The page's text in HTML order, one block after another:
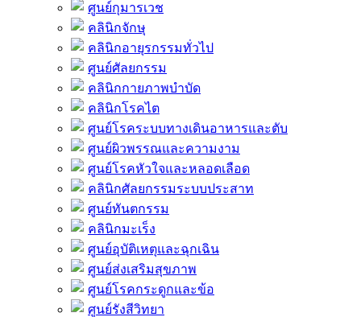
ศูนย์กุมารเวช
คลินิกจักษุ
คลินิกอายุรกรรมทั่วไป
ศูนย์ศัลยกรรม
คลินิกกายภาพบำบัด
คลินิกโรคไต
ศูนย์โรคระบบทางเดินอาหารและตับ
ศูนย์ผิวพรรณและความงาม
ศูนย์โรคหัวใจและหลอดเลือด
คลินิกศัลยกรรมระบบประสาท
ศูนย์ทันตกรรม
คลินิกมะเร็ง
ศูนย์อุบัติเหตุและฉุกเฉิน
ศูนย์ส่งเสริมสุขภาพ
ศูนย์โรคกระดูกและข้อ
ศูนย์รังสีวิทยา